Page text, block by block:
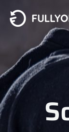
Saltar
para
conteúdo